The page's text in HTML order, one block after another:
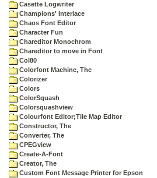
Casette Logwriter
Champions' Interlace
Chaos Font Editor
Character Fun
Chareditor Monochrom
Chareditor to move in Font
Col80
Colorfont Machine, The
Colorizer
Colors
ColorSquash
Colorsquashview
Colourfont Editor;Tile Map Editor
Constructor, The
Converter, The
CPEGview
Create-A-Font
Creator, The
Custom Font Message Printer for Epson